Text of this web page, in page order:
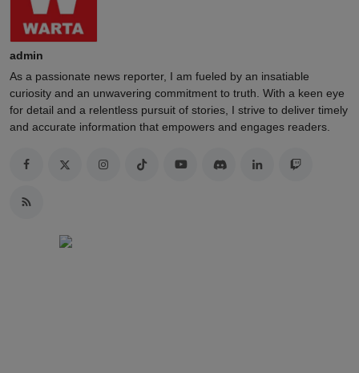
admin
As a passionate news reporter, I am fueled by an insatiable
curiosity and an unwavering commitment to truth. With a keen eye
for detail and a relentless pursuit of stories, I strive to deliver timely
and accurate information that empowers and engages readers.